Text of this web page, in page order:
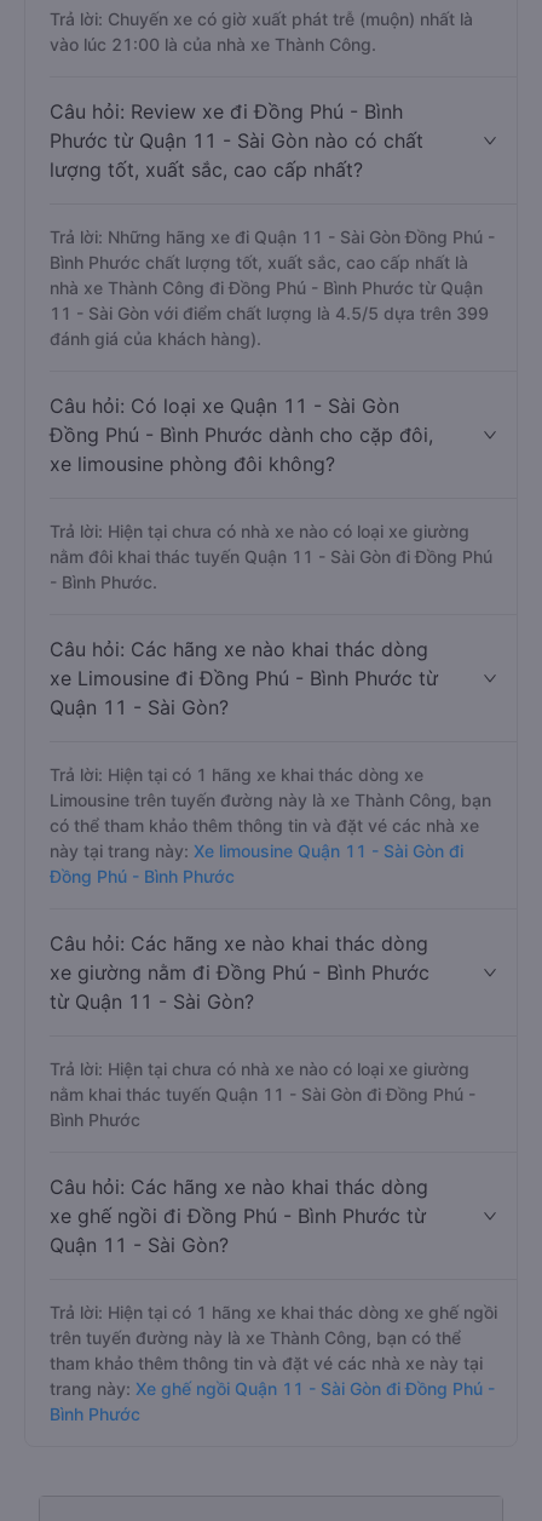
Trả lời: Chuyến xe có giờ xuất phát trễ (muộn) nhất là
vào lúc 21:00 là của nhà xe Thành Công.
Câu hỏi: Review xe đi Đồng Phú - Bình
Phước từ Quận 11 - Sài Gòn nào có chất
lượng tốt, xuất sắc, cao cấp nhất?
Trả lời: Những hãng xe đi Quận 11 - Sài Gòn Đồng Phú -
Bình Phước chất lượng tốt, xuất sắc, cao cấp nhất là
nhà xe Thành Công đi Đồng Phú - Bình Phước từ Quận
11 - Sài Gòn với điểm chất lượng là 4.5/5 dựa trên 399
đánh giá của khách hàng).
Câu hỏi: Có loại xe Quận 11 - Sài Gòn
Đồng Phú - Bình Phước dành cho cặp đôi,
xe limousine phòng đôi không?
Trả lời: Hiện tại chưa có nhà xe nào có loại xe giường
nằm đôi khai thác tuyến Quận 11 - Sài Gòn đi Đồng Phú
- Bình Phước.
Câu hỏi: Các hãng xe nào khai thác dòng
xe Limousine đi Đồng Phú - Bình Phước từ
Quận 11 - Sài Gòn?
Trả lời: Hiện tại có 1 hãng xe khai thác dòng xe
Limousine trên tuyến đường này là xe Thành Công, bạn
có thể tham khảo thêm thông tin và đặt vé các nhà xe
này tại trang này: Xe limousine Quận 11 - Sài Gòn đi
Đồng Phú - Bình Phước
Câu hỏi: Các hãng xe nào khai thác dòng
xe giường nằm đi Đồng Phú - Bình Phước
từ Quận 11 - Sài Gòn?
Trả lời: Hiện tại chưa có nhà xe nào có loại xe giường
nằm khai thác tuyến Quận 11 - Sài Gòn đi Đồng Phú -
Bình Phước
Câu hỏi: Các hãng xe nào khai thác dòng
xe ghế ngồi đi Đồng Phú - Bình Phước từ
Quận 11 - Sài Gòn?
Trả lời: Hiện tại có 1 hãng xe khai thác dòng xe ghế ngồi
trên tuyến đường này là xe Thành Công, bạn có thể
tham khảo thêm thông tin và đặt vé các nhà xe này tại
trang này: Xe ghế ngồi Quận 11 - Sài Gòn đi Đồng Phú -
Bình Phước